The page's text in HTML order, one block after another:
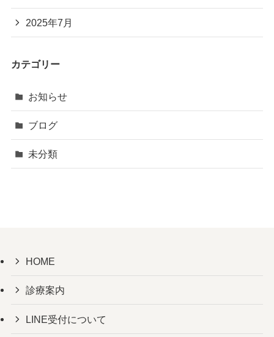
2025年7月
カテゴリー
お知らせ
ブログ
未分類
HOME
診療案内
LINE受付について